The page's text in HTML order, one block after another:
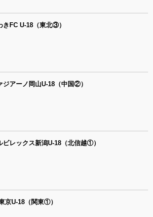
きFC U-18（東北③）
ジアーノ岡山U-18（中国②）
ビレックス新潟U-18（北信越①）
京U-18（関東①）